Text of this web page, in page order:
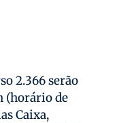
2.366 serão
(horário de
Caixa,